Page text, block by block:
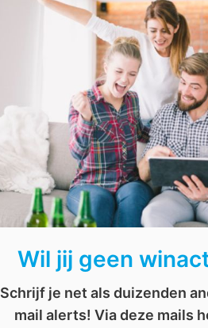
Wil jij meegenomen worden
prachtige dvd!
planeet,wedstrijd,winactie,winnen
Wil jij geen
Schrijf je net als duizenden
mail alerts! Via deze mails